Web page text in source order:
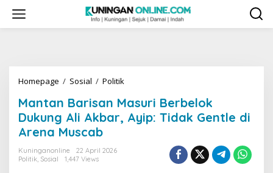
content
Homepage / Sosial / Politik
Masuri
Berbelok
Dukung
Mantan Barisan Masuri Berbelok
Dukung Ali Akbar, Ayip: Tidak Gentle di
Arena Muscab
Kuninganonline
22 April 2026
Politik, Sosial 1,447 Views